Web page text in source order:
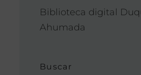
Biblioteca digital
Ahumada
Buscar